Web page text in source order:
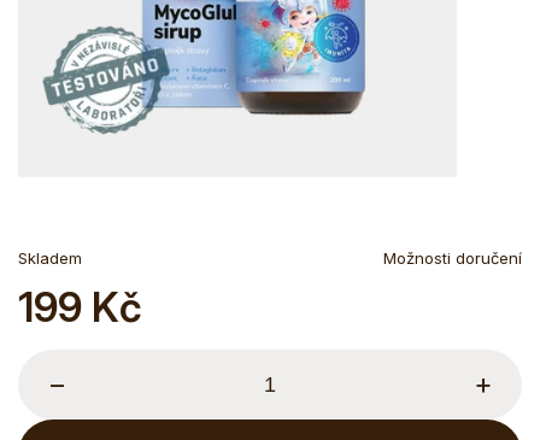
Skladem Možnosti doručení
199 Kč
Měrná
cena:
+
−